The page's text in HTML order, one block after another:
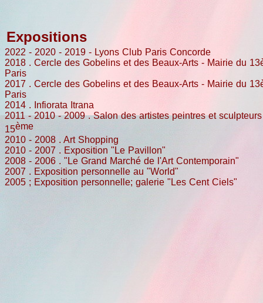
Expositions
2022 - 2020 - 2019 - Lyons Club Paris Concorde
2018 . Cercle des Gobelins et des Beaux-Arts - Mairie du
Paris
2017 . Cercle des Gobelins et des Beaux-Arts - Mairie du
Paris
2014 . Infiorata Itrana
2011 - 2010 - 2009 . Salon des artistes peintres et
15ème
2010 - 2008 . Art Shopping
2010 - 2007 . Exposition "Le Pavillon"
2008 - 2006 . "Le Grand Marché de l'Art Contemporain"
2007 . Exposition personnelle au "World"
2005 ; Exposition personnelle; galerie "Les Cent Ciels"